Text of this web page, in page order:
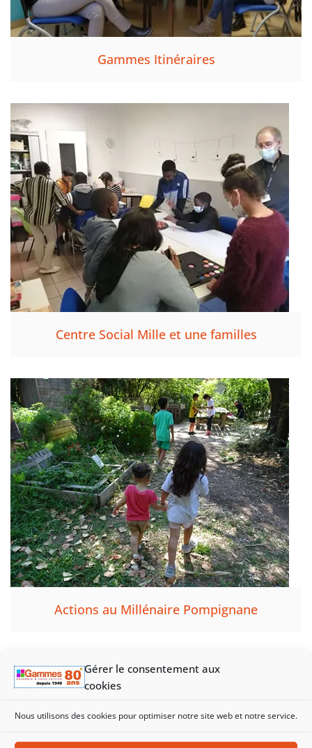
Gérer le consentement aux
cookies
Nous utilisons des cookies pour optimiser notre site web et notre service.
Gammes Itinéraires
Centre Social Mille et une familles
Actions au Millénaire Pompignane